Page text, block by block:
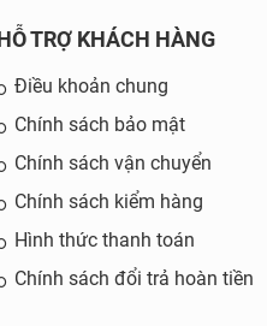
TRỢ KHÁCH HÀNG
Điều khoản chung
Chính sách bảo mật
Chính sách vận chuyển
Chính sách kiểm hàng
Hình thức thanh toán
Chính sách đổi trả hoàn tiền